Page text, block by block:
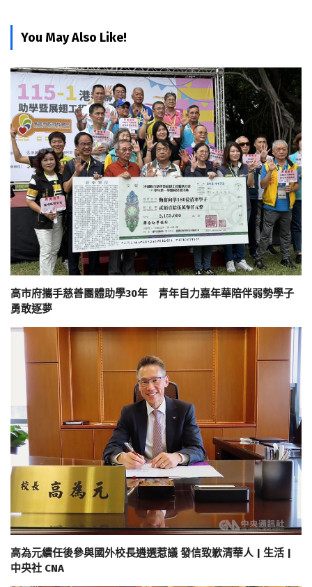
You May Also Like!
高市府攜手慈善團體助學30年 青年自力嘉年華陪伴弱勢學子
勇敢逐夢
高為元續任後參與國外校長遴選惹議 發信致歉清華人 | 生活 |
中央社 CNA